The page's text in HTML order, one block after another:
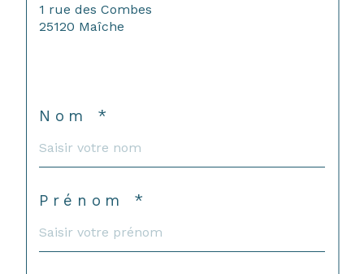
1 rue des Combes
25120 Maîche
Nom *
Prénom *